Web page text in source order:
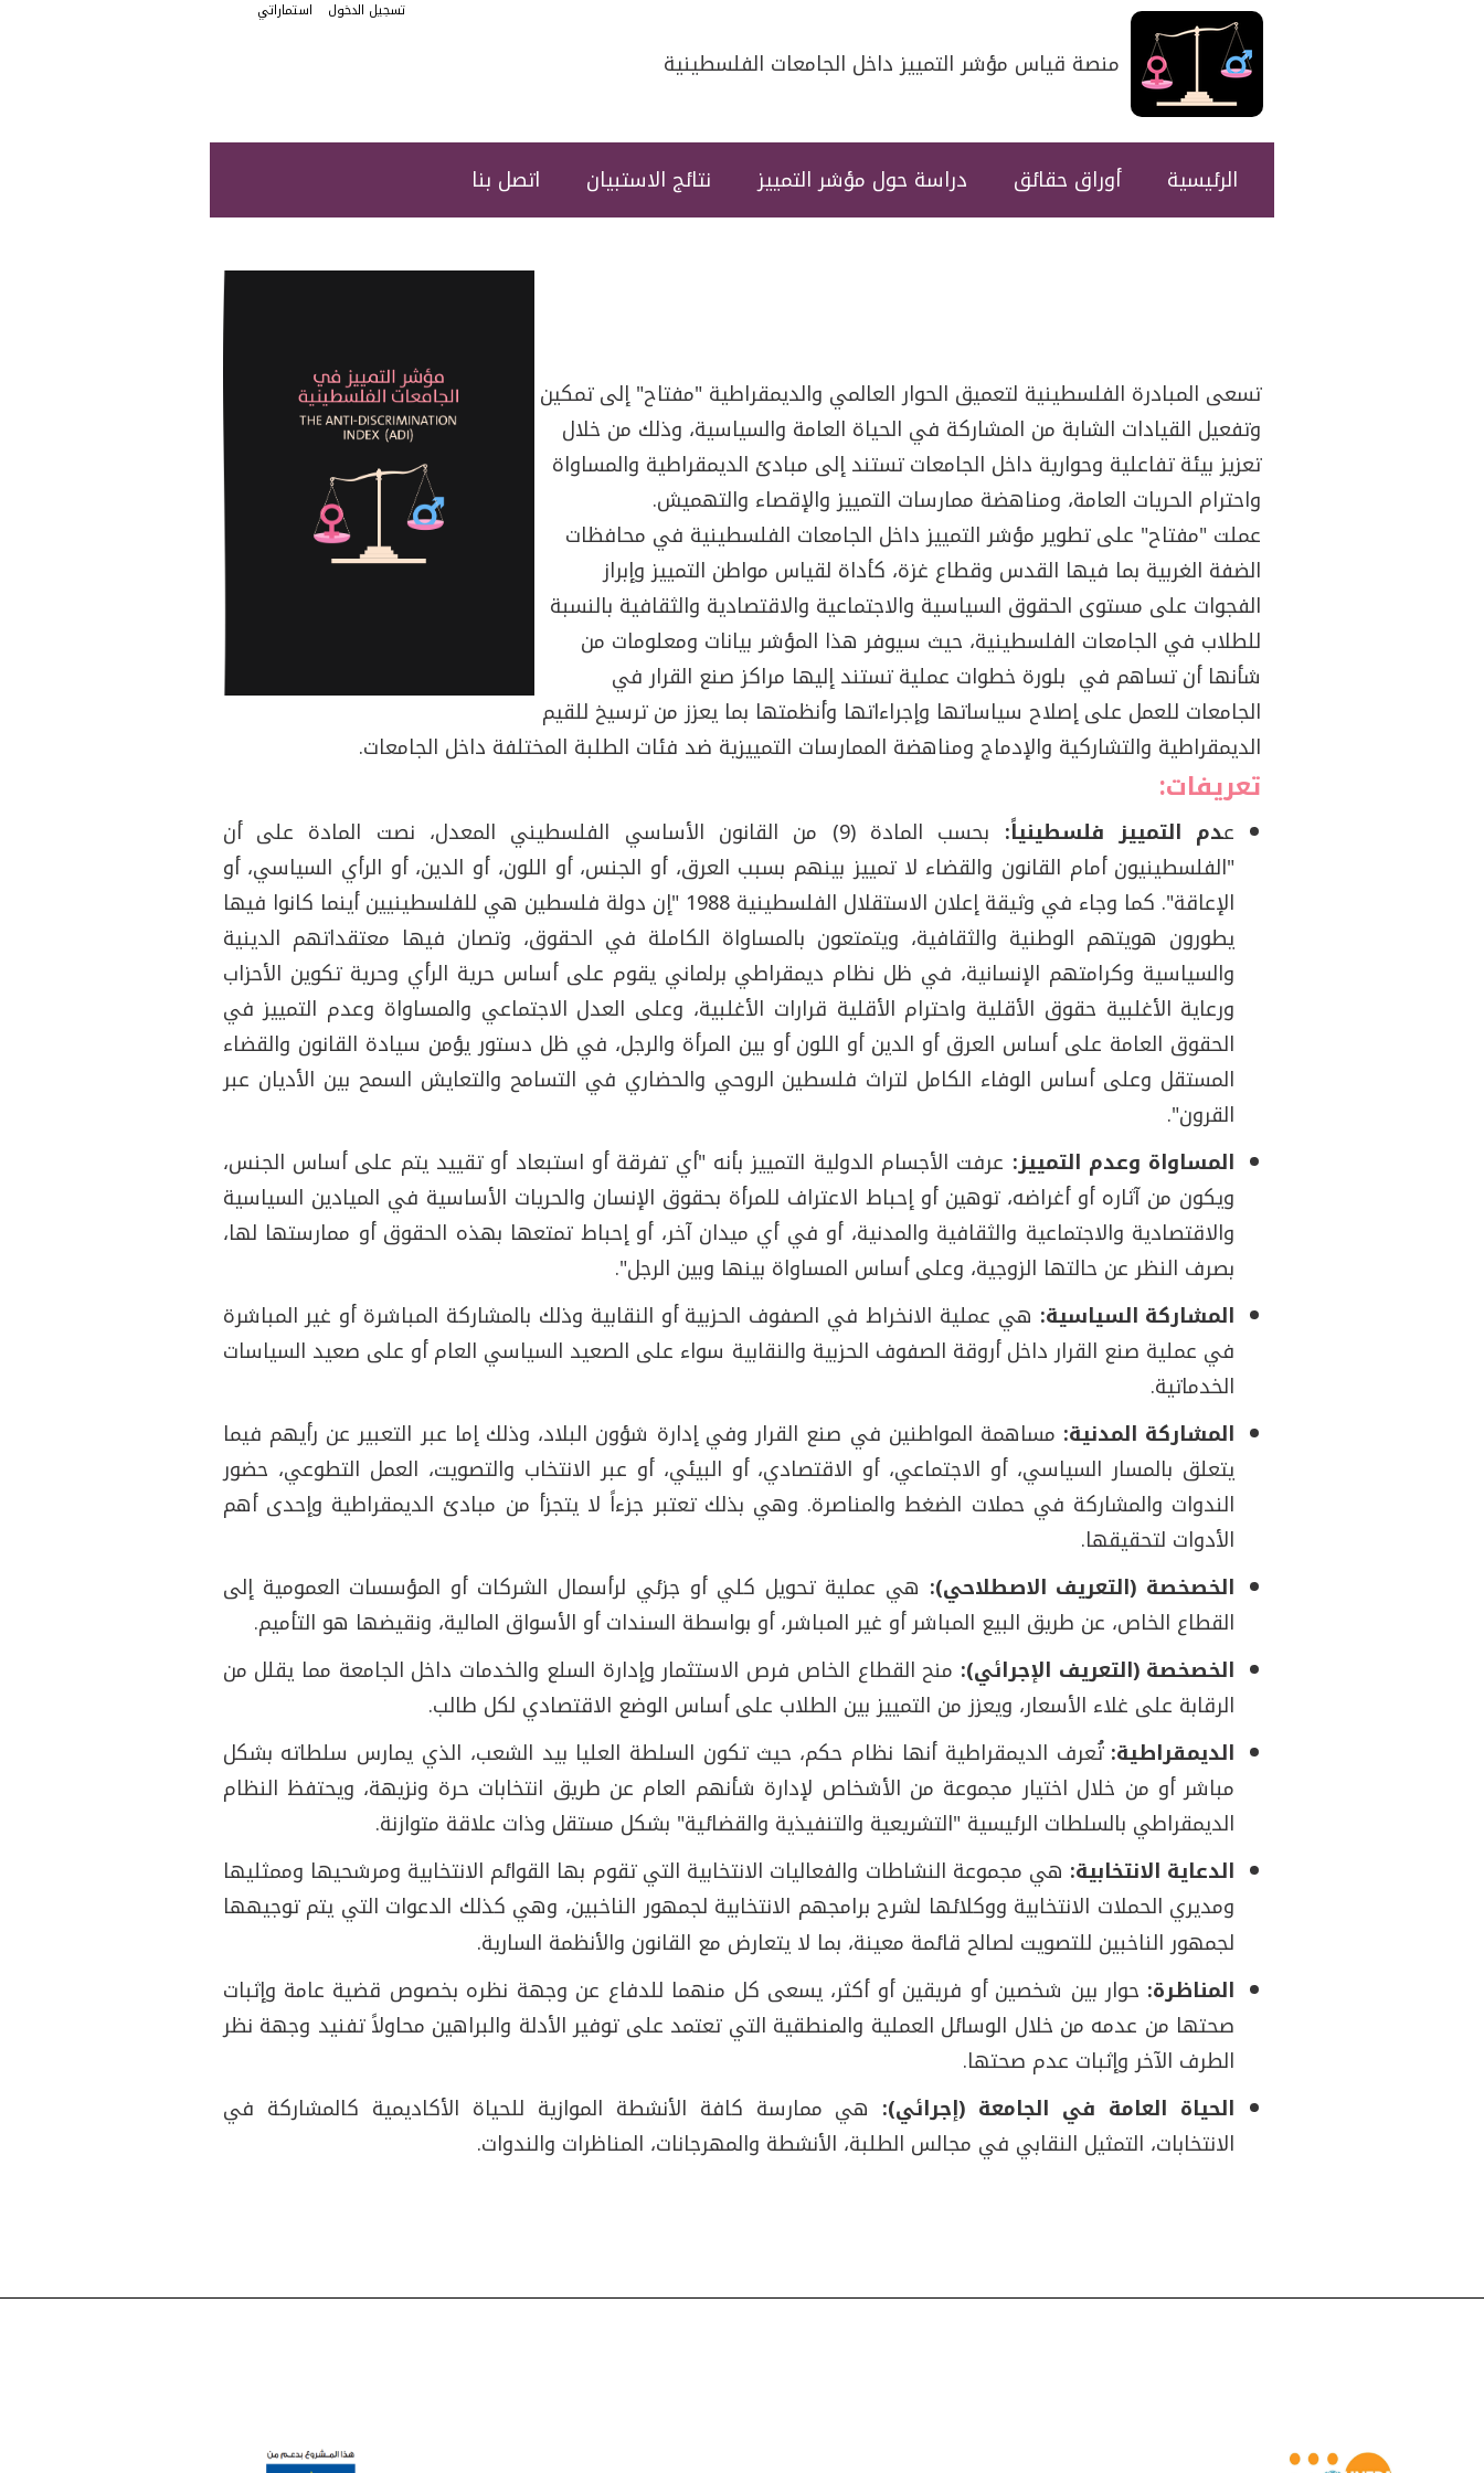
User account menu
تسجيل الدخول استماراتي
منصة قياس مؤشر التمييز داخل الجامعات الفلسطينية
New menu
الرئيسية أوراق حقائق دراسة حول مؤشر التمييز نتائج الاستبيان اتصل بنا
تسعى المبادرة الفلسطينية لتعميق الحوار العالمي والديمقراطية "مفتاح" إلى تمكين
وتفعيل القيادات الشابة من المشاركة في الحياة العامة والسياسية، وذلك من خلال
تعزيز بيئة تفاعلية وحوارية داخل الجامعات تستند إلى مبادئ الديمقراطية والمساواة
واحترام الحريات العامة، ومناهضة ممارسات التمييز والإقصاء والتهميش.
عملت "مفتاح" على تطوير مؤشر التمييز داخل الجامعات الفلسطينية في محافظات
الضفة الغربية بما فيها القدس وقطاع غزة، كأداة لقياس مواطن التمييز وإبراز
الفجوات على مستوى الحقوق السياسية والاجتماعية والاقتصادية والثقافية بالنسبة
للطلاب في الجامعات الفلسطينية، حيث سيوفر هذا المؤشر بيانات ومعلومات من
شأنها أن تساهم في بلورة خطوات عملية تستند إليها مراكز صنع القرار في
الجامعات للعمل على إصلاح سياساتها وإجراءاتها وأنظمتها بما يعزز من ترسيخ للقيم
الديمقراطية والتشاركية والإدماج ومناهضة الممارسات التمييزية ضد فئات الطلبة المختلفة داخل الجامعات.
تعريفات:
عدم التمييز فلسطينياً:
بحسب المادة (9) من القانون الأساسي الفلسطيني المعدل، نصت المادة على أن
"الفلسطينيون أمام القانون والقضاء لا تمييز بينهم بسبب العرق، أو الجنس، أو اللون، أو الدين، أو الرأي السياسي، أو
الإعاقة". كما وجاء في وثيقة إعلان الاستقلال الفلسطينية 1988 "إن دولة فلسطين هي للفلسطينيين أينما كانوا فيها
يطورون هويتهم الوطنية والثقافية، ويتمتعون بالمساواة الكاملة في الحقوق، وتصان فيها معتقداتهم الدينية
والسياسية وكرامتهم الإنسانية، في ظل نظام ديمقراطي برلماني يقوم على أساس حرية الرأي وحرية تكوين الأحزاب
ورعاية الأغلبية حقوق الأقلية واحترام الأقلية قرارات الأغلبية، وعلى العدل الاجتماعي والمساواة وعدم التمييز في
الحقوق العامة على أساس العرق أو الدين أو اللون أو بين المرأة والرجل، في ظل دستور يؤمن سيادة القانون والقضاء
المستقل وعلى أساس الوفاء الكامل لتراث فلسطين الروحي والحضاري في التسامح والتعايش السمح بين الأديان عبر
القرون".
المساواة وعدم التمييز: عرفت الأجسام الدولية التمييز بأنه "أي تفرقة أو استبعاد أو تقييد يتم على أساس الجنس،
ويكون من آثاره أو أغراضه، توهين أو إحباط الاعتراف للمرأة بحقوق الإنسان والحريات الأساسية في الميادين السياسية
والاقتصادية والاجتماعية والثقافية والمدنية، أو في أي ميدان آخر، أو إحباط تمتعها بهذه الحقوق أو ممارستها لها،
بصرف النظر عن حالتها الزوجية، وعلى أساس المساواة بينها وبين الرجل".
المشاركة السياسية: هي عملية الانخراط في الصفوف الحزبية أو النقابية وذلك بالمشاركة المباشرة أو غير المباشرة
في عملية صنع القرار داخل أروقة الصفوف الحزبية والنقابية سواء على الصعيد السياسي العام أو على صعيد السياسات
الخدماتية.
المشاركة المدنية: مساهمة المواطنين في صنع القرار وفي إدارة شؤون البلاد، وذلك إما عبر التعبير عن رأيهم فيما
يتعلق بالمسار السياسي، أو الاجتماعي، أو الاقتصادي، أو البيئي، أو عبر الانتخاب والتصويت، العمل التطوعي، حضور
الندوات والمشاركة في حملات الضغط والمناصرة. وهي بذلك تعتبر جزءاً لا يتجزأ من مبادئ الديمقراطية وإحدى أهم
الأدوات لتحقيقها.
الخصخصة (التعريف الاصطلاحي): هي عملية تحويل كلي أو جزئي لرأسمال الشركات أو المؤسسات العمومية إلى
القطاع الخاص، عن طريق البيع المباشر أو غير المباشر، أو بواسطة السندات أو الأسواق المالية، ونقيضها هو التأميم.
الخصخصة (التعريف الإجرائي): منح القطاع الخاص فرص الاستثمار وإدارة السلع والخدمات داخل الجامعة مما يقلل من
الرقابة على غلاء الأسعار، ويعزز من التمييز بين الطلاب على أساس الوضع الاقتصادي لكل طالب.
الديمقراطية: تُعرف الديمقراطية أنها نظام حكم، حيث تكون السلطة العليا بيد الشعب، الذي يمارس سلطاته بشكل
مباشر أو من خلال اختيار مجموعة من الأشخاص لإدارة شأنهم العام عن طريق انتخابات حرة ونزيهة، ويحتفظ النظام
الديمقراطي بالسلطات الرئيسية "التشريعية والتنفيذية والقضائية" بشكل مستقل وذات علاقة متوازنة.
الدعاية الانتخابية: هي مجموعة النشاطات والفعاليات الانتخابية التي تقوم بها القوائم الانتخابية ومرشحيها وممثليها
ومديري الحملات الانتخابية ووكلائها لشرح برامجهم الانتخابية لجمهور الناخبين، وهي كذلك الدعوات التي يتم توجيهها
لجمهور الناخبين للتصويت لصالح قائمة معينة، بما لا يتعارض مع القانون والأنظمة السارية.
المناظرة: حوار بين شخصين أو فريقين أو أكثر، يسعى كل منهما للدفاع عن وجهة نظره بخصوص قضية عامة وإثبات
صحتها من عدمه من خلال الوسائل العملية والمنطقية التي تعتمد على توفير الأدلة والبراهين محاولاً تفنيد وجهة نظر
الطرف الآخر وإثبات عدم صحتها.
الحياة العامة في الجامعة (إجرائي): هي ممارسة كافة الأنشطة الموازية للحياة الأكاديمية كالمشاركة في
الانتخابات، التمثيل النقابي في مجالس الطلبة، الأنشطة والمهرجانات، المناظرات والندوات.